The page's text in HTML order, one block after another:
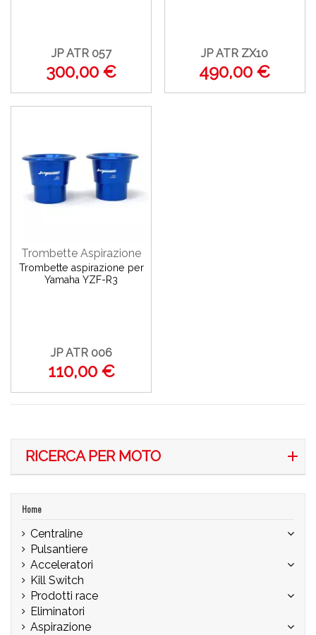
JP ATR 057
300,00 €
JP ATR ZX10
490,00 €
Trombette Aspirazione
Trombette aspirazione per
Yamaha YZF-R3
JP ATR 006
110,00 €
RICERCA PER MOTO
Home
Centraline
Pulsantiere
Acceleratori
Kill Switch
Prodotti race
Eliminatori
Aspirazione